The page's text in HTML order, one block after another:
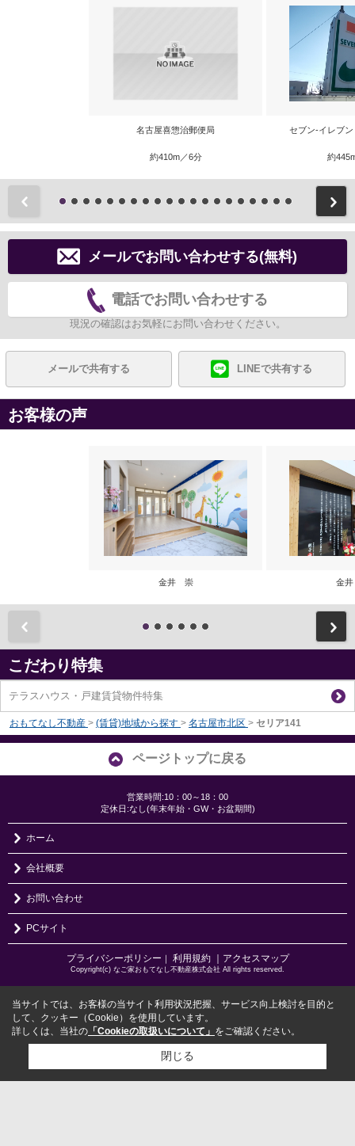
名古屋喜惣治郵便局
約410m／6分
セブン‐イレブ
約
メールでお問い合わせする(無料)
電話でお問い合わせする
現況の確認はお気軽にお問い合わせください。
メールで共有する LINEで共有する
お客様の声
金井 崇 金
こだわり特集
テラスハウス・戸建賃貸物件特集
おもてなし不動産 > (賃貸)地域から探す > 名古屋市北区 > セリア141
ページトップに戻る
営業時間:10：00～18：00
定休日:なし(年末年始・GW・お盆期間)
ホーム
会社概要
お問い合わせ
PCサイト
プライバシーポリシー 利用規約 ｜アクセスマップ
Copyright(c) なご家おもてなし不動産株式会社 All rights reserved.
当サイトでは、お客様の当サイト利用状況把握、サービス向上検討を目的と
して、クッキー（Cookie）を使用しています。
詳しくは、当社の 「Cookieの取扱いについて」 をご確認ください。
閉じる